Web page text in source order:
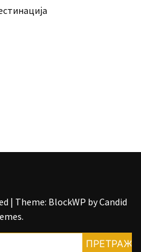
| Theme: BlockWP byCandid
.